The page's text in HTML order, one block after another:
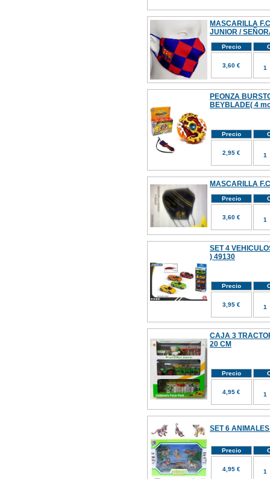
MASCARILLA
JUNIOR /
Precio
3,60 €
PEONZA
BEYBLADE( 4
Precio
2,95 €
MASCARILLA
Precio
3,60 €
SET 4
) 49130
Precio
3,95 €
CAJA 3
20 CM
Precio
4,95 €
SET 6
Precio
4,95 €